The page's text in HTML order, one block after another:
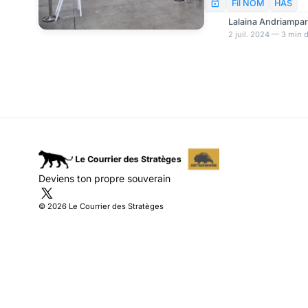
favorisée par les
rassemblements liés à
Fil NOM
HAS
Lalaina
2 juil. 2024 — 3 min
Deviens ton propre souverain
© 2026 Le Courrier des Stratèges